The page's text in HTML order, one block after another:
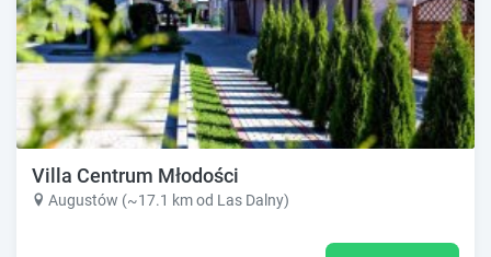
Villa Centrum Młodości
Augustów (~17.1 km od Las Dalny)